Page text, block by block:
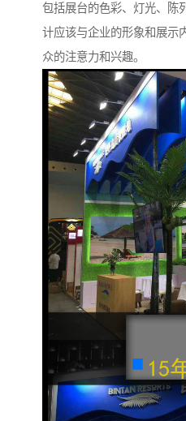
包括展台的色彩、灯光、陈
计应该与企业的形象和展示
众的注意力和兴趣。